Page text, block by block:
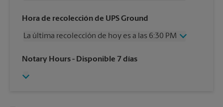
Miércoles
6:45 PM
Viernes
6:45 PM
Domingo
Sin Recolección
Hora de recolección de UPS Ground
La última recolección de hoy es a las 6:30 PM
Miércoles
6:30 PM
Viernes
Notary Hours- Disponible 7 días